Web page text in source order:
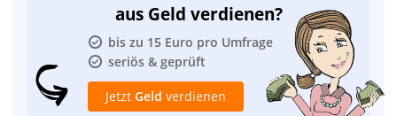
aus Geld verdienen?
bis zu 15 Euro pro Umfrage
seriös & geprüft
Jetzt Geld verdienen